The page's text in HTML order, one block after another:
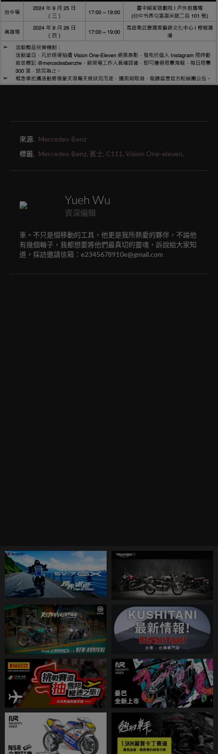
來源. Mercedes-Benz
標籤. Mercedes-Benz, 賓士, C111, Vision One-eleven,
Yueh Wu
資深編輯
車。不只是個移動的工具，他更是我所熱愛的夥伴，不論他
有幾個輪子，我都想要將他們最真切的靈魂，訴說給大家知
道，採訪邀請信箱：e2345678910e@gmail.com